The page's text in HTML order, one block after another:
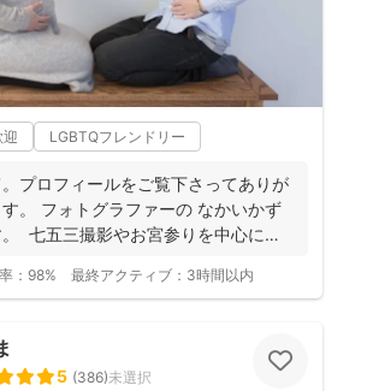
LGBTQフレンドリー
プロフィールをご覧下さってありが
。 フォトグラファーの なかいかず
七五三撮影やお宮参りを中心に家
： 98% 最終アクティブ： 3時間以内
5 (386)未選択